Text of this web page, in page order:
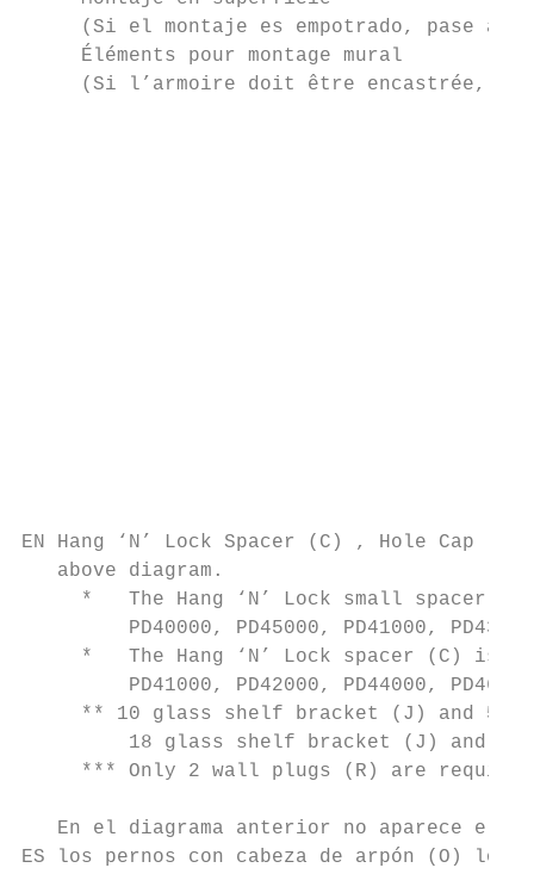
(Si el montaje es empotrado, pase a
     Éléments pour montage mural
(Si l’armoire doit être encastrée,
EN Hang ‘N’ Lock Spacer (C) , Hole Cap
   above diagram.
*   The Hang ‘N’ Lock small spacer
PD40000, PD45000, PD41000,
*   The Hang ‘N’ Lock spacer (C) is
PD41000, PD42000, PD44000,
** 10 glass shelf bracket (J) and 5
18 glass shelf bracket (J) and 9
*** Only 2 wall plugs (R) are
En el diagrama anterior no aparece el
ES los pernos con cabeza de arpón (O)